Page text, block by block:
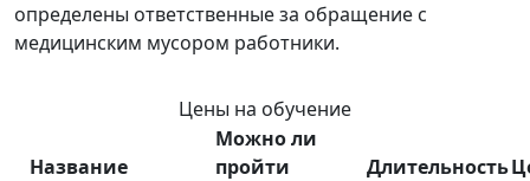
определены ответственные за обращение с
медицинским мусором работники.
Цены на обучение
Название
Можно ли
пройти
Длительность